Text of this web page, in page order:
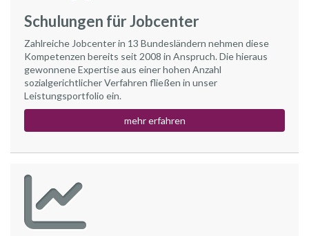
Schulungen für Jobcenter
Zahlreiche Jobcenter in 13 Bundesländern nehmen diese
Kompetenzen bereits seit 2008 in Anspruch. Die hieraus
gewonnene Expertise aus einer hohen Anzahl
sozialgerichtlicher Verfahren fließen in unser
Leistungsportfolio ein.
mehr erfahren